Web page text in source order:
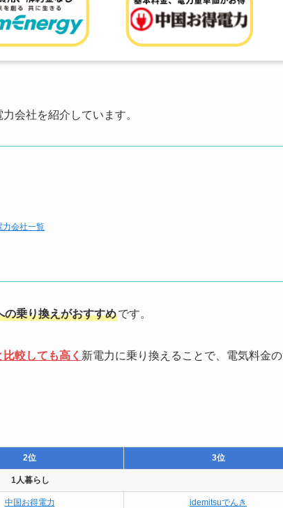
会社を紹介しています。
力会社一覧
の乗り換えがおすすめです。
較しても高く 新電力に乗り換えることで、電気料金
2位 3位
1人暮らし
中国お得電力
idemitsuでんき